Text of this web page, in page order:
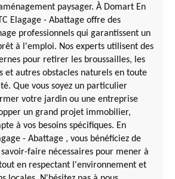
paysager. À Domart En
Elagage - Abattage offre des
professionnels qui garantissent un
à l'emploi. Nos experts utilisent des
pour retirer les broussailles, les
et autres obstacles naturels en toute
Que vous soyez un particulier
votre jardin ou une entreprise
un grand projet immobilier,
à vos besoins spécifiques. En
- Abattage , vous bénéficiez de
faire nécessaires pour mener à
en respectant l'environnement et